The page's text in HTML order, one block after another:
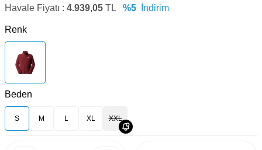
Havale Fiyatı : 4.939,05 TL %5 İndirim
Renk
Beden
S M L XL XXL